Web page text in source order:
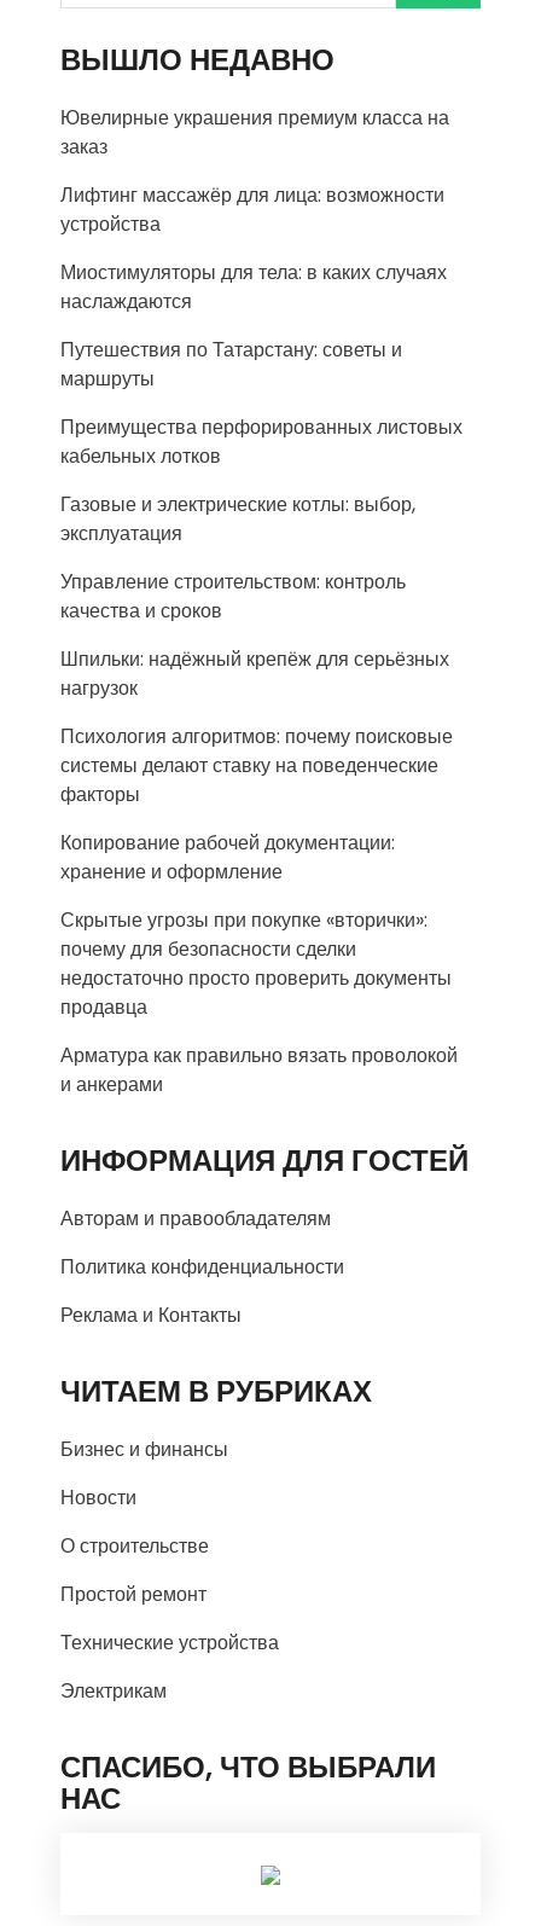
ВЫШЛО НЕДАВНО
Ювелирные украшения премиум класса на
заказ
Лифтинг массажёр для лица: возможности
устройства
Миостимуляторы для тела: в каких случаях
наслаждаются
Путешествия по Татарстану: советы и
маршруты
Преимущества перфорированных листовых
кабельных лотков
Газовые и электрические котлы: выбор,
эксплуатация
Управление строительством: контроль
качества и сроков
Шпильки: надёжный крепёж для серьёзных
нагрузок
Психология алгоритмов: почему поисковые
системы делают ставку на поведенческие
факторы
Копирование рабочей документации:
хранение и оформление
Скрытые угрозы при покупке «вторички»:
почему для безопасности сделки
недостаточно просто проверить документы
продавца
Арматура как правильно вязать проволокой
и анкерами
ИНФОРМАЦИЯ ДЛЯ ГОСТЕЙ
Авторам и правообладателям
Политика конфиденциальности
Реклама и Контакты
ЧИТАЕМ В РУБРИКАХ
Бизнес и финансы
Новости
О строительстве
Простой ремонт
Технические устройства
Электрикам
СПАСИБО, ЧТО ВЫБРАЛИ
НАС